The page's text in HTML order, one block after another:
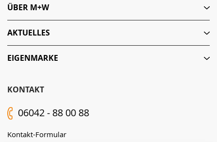
KONTAKT
06042 - 88 00 88
Kontakt-Formular
ÜBER M+W
AKTUELLES
EIGENMARKE